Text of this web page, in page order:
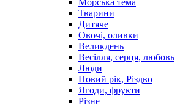
Тварини
Дитяче
Овочі, оливки
Великдень
Весілля, серця, любовь
Люди
Новий рік, Різдво
Ягоди, фрукти
Різне